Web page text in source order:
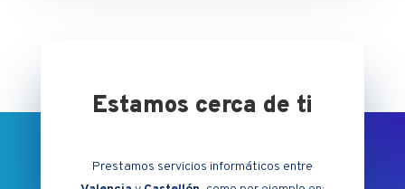
Estamos cerca de ti
Prestamos servicios informáticos entre